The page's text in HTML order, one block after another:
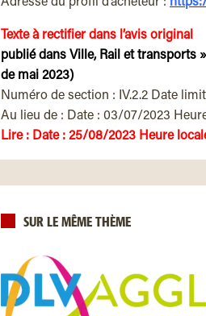
Texte à rectifier dans l’avis original
publié dans Ville, Rail et transports
de mai 2023)
Numéro de section : IV.2.2 Date
Au lieu de : Date : 03/07/2023
Lire : Date : 25/08/2023 Heure
SUR LE MÊME THÈME